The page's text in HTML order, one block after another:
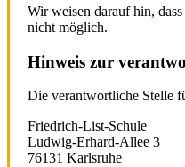
Wir weisen darauf hin,
nicht möglich.
Hinweis zur
Die verantwortliche Stelle
Friedrich-List-Schule
Ludwig-Erhard-Allee 3
76131 Karlsruhe